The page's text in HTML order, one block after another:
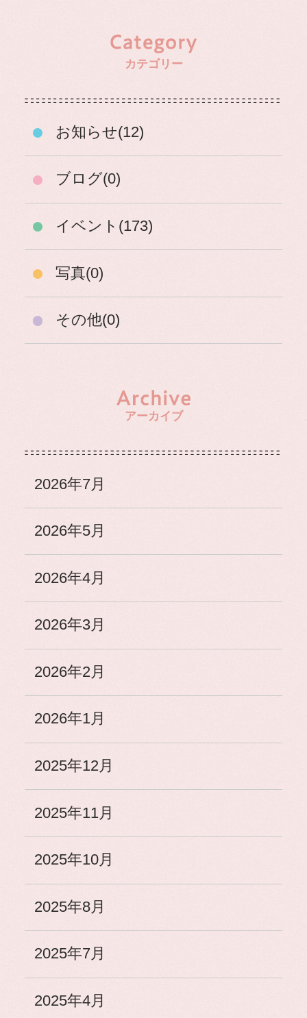
カテゴリー
お知らせ(12)
ブログ(0)
イベント(173)
写真(0)
その他(0)
アーカイブ
2026年7月
2026年5月
2026年4月
2026年3月
2026年2月
2026年1月
2025年12月
2025年11月
2025年10月
2025年8月
2025年7月
2025年4月